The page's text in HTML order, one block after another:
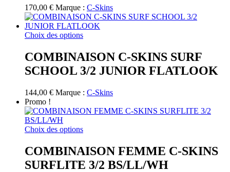
options
peuvent
être
choisies
sur
la
page
du
170,00 € Marque : C-Skins
Choix des optionsCe
a
plusieurs
variations.
options
peuvent
être
choisies
sur
la
page
du
produit
COMBINAISON C-SKINS SURF
SCHOOL 3/2 JUNIOR FLATLOOK
144,00 € Marque : C-Skins
Promo !
Choix des optionsCe
a
plusieurs
variations.
COMBINAISON FEMME C-SKINS
SURFLITE 3/2 BS/LL/WH